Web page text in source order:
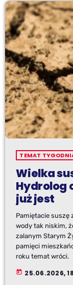
TEMAT
Wielka
Hydrolog
już jest
Pamiętacie suszę
wody tak niskim,
zalanym Starym
pamięci
roku temat wróci.
today 25.06.2026,